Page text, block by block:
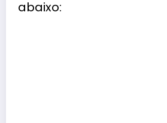
abaixo: